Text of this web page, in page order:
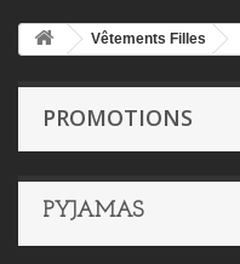
Vêtements Filles
PROMOTIONS
PYJAMAS